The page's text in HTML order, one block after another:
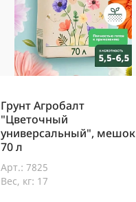
Грунт Агробалт
"Цветочный
универсальный", мешок
70 л
Арт.: 7825
Вес, кг: 17